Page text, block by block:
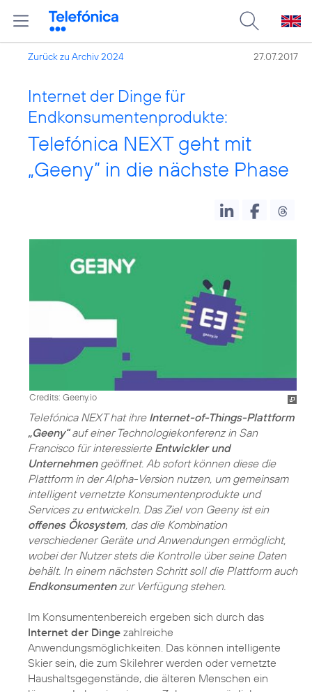
Zurück zu Archiv 2024 27.07.2017
Internet der Dinge für
Endkonsumentenprodukte:
Telefónica NEXT geht mit
„Geeny” in die nächste Phase
Credits: Geeny.io
Telefónica NEXT hat ihre Internet-of-Things-Plattform
„Geeny“auf einer Technologiekonferenz in San
Francisco für interessierte Entwickler und
Unternehmengeöffnet. Ab sofort können diese die
Plattform in der Alpha-Version nutzen, um gemeinsam
intelligent vernetzte Konsumentenprodukte und
Services zu entwickeln. Das Ziel von Geeny ist ein
offenes Ökosystem , das die Kombination
verschiedener Geräte und Anwendungen ermöglicht,
wobei der Nutzer stets die Kontrolle über seine Daten
behält. In einem nächsten Schritt soll die Plattform auch
Endkonsumentenzur Verfügung stehen.
Im Konsumentenbereich ergeben sich durch das
Internet der Dinge zahlreiche
Anwendungsmöglichkeiten. Das können intelligente
Skier sein, die zum Skilehrer werden oder vernetzte
Haushaltsgegenstände, die älteren Menschen ein